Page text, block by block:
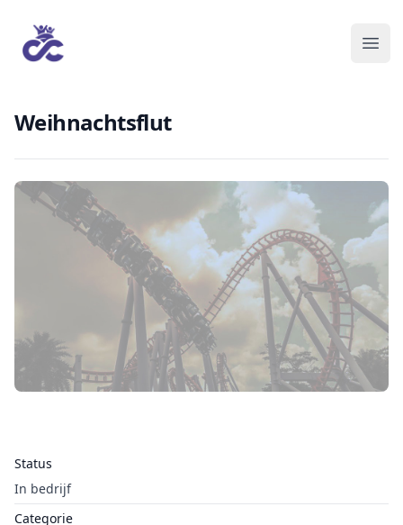
Weihnachtsflut
Status
In bedrijf
Categorie